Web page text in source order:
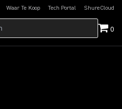
Waar Te Koop Tech Portal
(Opens in a new tab)ShureCloud
(Opens in a new
0